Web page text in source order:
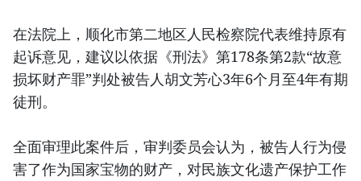
在法院上，顺化市第二地区人民检察院代表维持原有
起诉意见，建议以依据《刑法》第178条第2款“故意
损坏财产罪”判处被告人胡文芳心3年6个月至4年有期
徒刑。
全面审理此案件后，审判委员会认为，被告人行为侵
害了作为国家宝物的财产，对民族文化遗产保护工作